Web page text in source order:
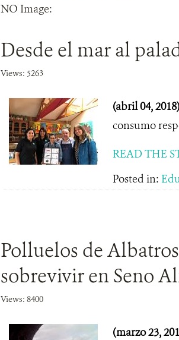
NO Image:
Desde el mar al
Views: 5263
(abril 04,
consumo
READ THE
Posted in:
Polluelos de
sobrevivir en Seno
Views: 8400
(marzo 23,